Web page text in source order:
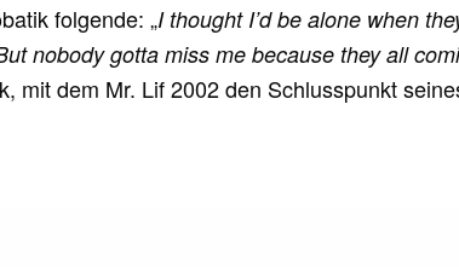
folgende: „I thought I’d be alone when
nobody gotta miss me because they all
mit dem Mr. Lif 2002 den Schlusspunkt